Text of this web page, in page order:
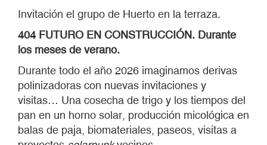
Invitación el grupo de Huerto en la terraza.
404 FUTURO EN CONSTRUCCIÓN. Durante
los meses de verano.
Durante todo el año 2026 imaginamos derivas
polinizadoras con nuevas invitaciones y
visitas… Una cosecha de trigo y los tiempos del
pan en un horno solar, producción micológica en
balas de paja, biomateriales, paseos, visitas a